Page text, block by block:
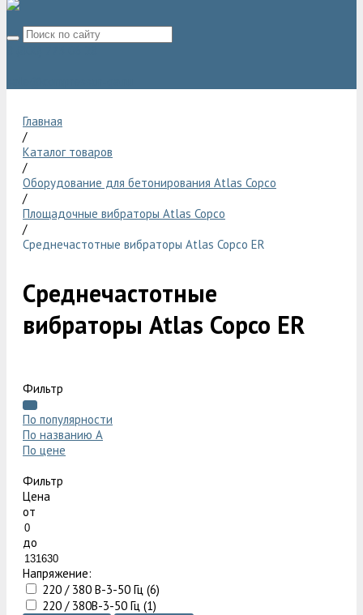
Главная
/
Каталог товаров
/
Оборудование для бетонирования Atlas Copco
/
Площадочные вибраторы Atlas Copco
/
Среднечастотные вибраторы Atlas Copco ER
Среднечастотные
вибраторы Atlas Copco ER
Фильтр
По популярности
По названию A
По цене
Фильтр
Цена
от
до
Напряжение:
220 / 380 В-3-50 Гц (6)
220 / 380В-3-50 Гц (1)